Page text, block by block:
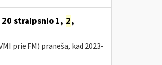
straipsnio 1, 2,
prie FM) praneša, kad 2023-